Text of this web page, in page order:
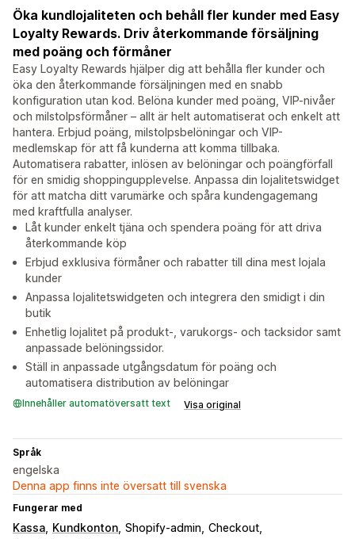
Öka kundlojaliteten och behåll fler kunder med Easy
Loyalty Rewards. Driv återkommande försäljning
med poäng och förmåner
Easy Loyalty Rewards hjälper dig att behålla fler kunder och
öka den återkommande försäljningen med en snabb
konfiguration utan kod. Belöna kunder med poäng, VIP-nivåer
och milstolpsförmåner – allt är helt automatiserat och enkelt att
hantera. Erbjud poäng, milstolpsbelöningar och VIP-
medlemskap för att få kunderna att komma tillbaka.
Automatisera rabatter, inlösen av belöningar och poängförfall
för en smidig shoppingupplevelse. Anpassa din lojalitetswidget
för att matcha ditt varumärke och spåra kundengagemang
med kraftfulla analyser.
Låt kunder enkelt tjäna och spendera poäng för att driva
återkommande köp
Erbjud exklusiva förmåner och rabatter till dina mest lojala
kunder
Anpassa lojalitetswidgeten och integrera den smidigt i din
butik
Enhetlig lojalitet på produkt-, varukorgs- och tacksidor samt
anpassade belöningssidor.
Ställ in anpassade utgångsdatum för poäng och
automatisera distribution av belöningar
Innehåller automatöversatt text Visa original
Språk
engelska
Denna app finns inte översatt till svenska
Fungerar med
Kassa Kundkonton Shopify-admin Checkout